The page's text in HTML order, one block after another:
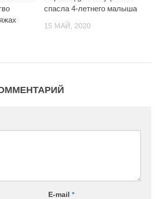
спасла 4-летнего малыша
15 МАЙ, 2020
E-mail *